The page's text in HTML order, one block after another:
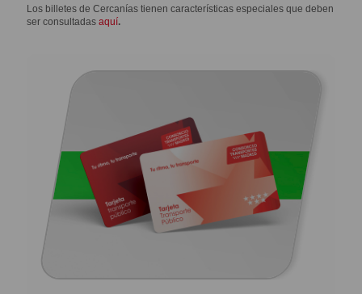
Los billetes de Cercanías tienen características especiales que deben
ser consultadasaquí.